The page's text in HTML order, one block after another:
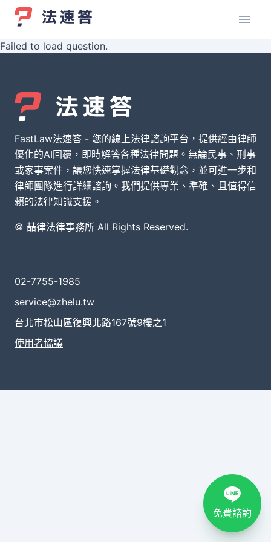
Failed to load question.
FastLaw法速答 - 您的線上法律諮詢平台，提供經由律師
優化的AI回覆，即時解答各種法律問題。無論民事、刑事
或家事案件，讓您快速掌握法律基礎觀念，並可進一步和
律師團隊進行詳細諮詢。我們提供專業、準確、且值得信
賴的法律知識支援。
© 喆律法律事務所 All Rights Reserved.
02-7755-1985
service@zhelu.tw
台北市松山區復興北路167號9樓之1
使用者協議
免費諮詢